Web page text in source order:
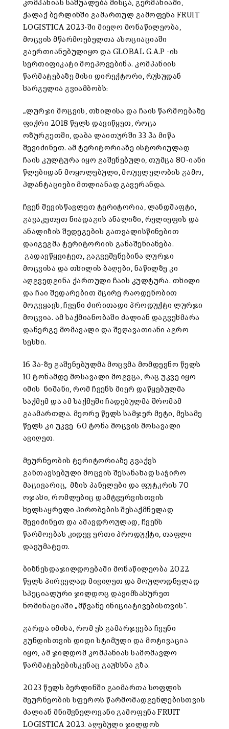
კომპანიას საშუალება მისცა, გერმანიაში,
ქალაქ ბერლინში გამართულ გამოფენა FRUIT
LOGISTICA 2023-ში მიეღო მონაწილეობა,
მოცვის მწარმოებელთა ასოციაციაში
გაერთიანებულიყო და GLOBAL G.A.P -ის
სერთიფიკატი მოეპოვებინა. კომპანიის
წარმატებაზე მისი დირექტორი, რუსუდან
ხარგელია გვიამბობს:
„ლურჯი მოცვის, თხილისა და ჩაის წარმოებაზე
ფიქრი 2018 წელს დავიწყეთ, როცა
ოზურგეთში, დაბა ლაითურში 33 ჰა მიწა
შევიძინეთ. ამ ტერიტორიაზე ისტორიულად
ჩაის კულტურა იყო გაშენებული, თუმცა 80-იანი
წლებიდან მოყოლებული, მოუვლელობის გამო,
პლანტაციები მთლიანად გავერანდა.
ჩვენ შევისწავლეთ ტერიტორია, ლანდშაფტი,
გავაკეთეთ ნიადაგის ანალიზი, რელიეფის და
ანალიზის შედეგების გათვალისწინებით
დაიგეგმა ტერიტორიის განაშენიანება.
გადავწყვიტეთ, გაგვეშენებინა ლურჯი
მოცვისა და თხილის ბაღები, ნაწილზე კი
აღგვედგინა ქართული ჩაის კულტურა. თხილი
და ჩაი შედარებით მცირე რაოდენობით
მოგვყავს, ჩვენი ძირითადი პროდუქტი ლურჯი
მოცვია. ამ საქმიანობაში ძალიან დაგვეხმარა
დანერგე მომავალი და შეღავათიანი აგრო
სესხი.
16 ჰა-ზე გაშენებულმა მოცვმა მომდევნო წელს
10 ტონამდე მოსავალი მოგვცა, რაც უკვე იყო
იმის ნიშანი, რომ ჩვენს მიერ დაწყებულმა
საქმემ და ამ საქმეში ჩადებულმა შრომამ
გაამართლა. მეორე წელს სამჯერ მეტი, მესამე
წელს კი უკვე 60 ტონა მოცვის მოსავალი
ავიღეთ.
მეურნეობის ტერიტორიაზე გვაქვს
განთავსებული მოცვის შესანახად საჭირო
მაცივარიც, მზის პანელები და ფუტკრის 70
ოჯახი, რომლებიც დამტვერვისთვის
ხელსაყრელი პირობების შესაქმნელად
შევიძინეთ და ამავდროულად, ჩვენს
წარმოებას კიდევ ერთი პროდუქტი, თაფლი
დავუმატეთ.
ბიზნესდაჯილდოებაში მონაწილეობა 2022
წელს პირველად მივიღეთ და მოულოდნელად
სპეციალური ჯილდოც დავიმსახურეთ
ნომინაციაში „მწვანე ინიციატივებისთვის“.
გარდა იმისა, რომ ეს გამარჯვება ჩვენი
გუნდისთვის დიდი სტიმული და მოტივაცია
იყო, ამ ჯილდომ კომპანიას სამომავლო
წარმატებებისკენაც გაუხსნა გზა.
2023 წელს ბერლინში გაიმართა სოფლის
მეურნეობის სფეროს წარმომადგენლებისთვის
ძალიან მნიშვნელოვანი გამოფენა FRUIT
LOGISTICA 2023. აღებული ჯილდოს